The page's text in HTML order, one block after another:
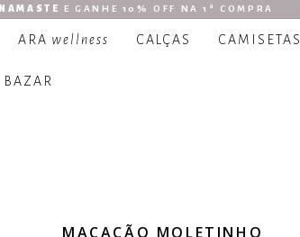
NAMASTE E GANHE 10% OFF NA 1ª COMPRA
ARA wellness CALÇAS CAMISETAS
BAZAR
MACACÃO MOLETINHO